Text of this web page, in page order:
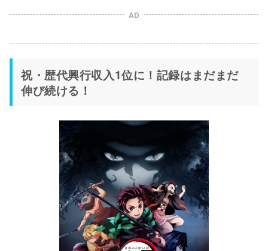
AD
祝・歴代興行収入1位に！記録はまだまだ
伸び続ける！